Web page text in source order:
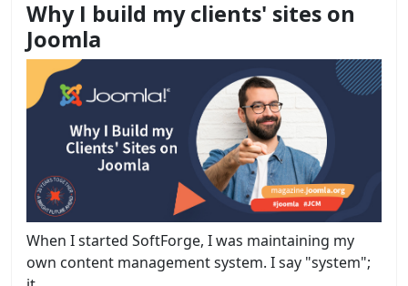
Why I build my clients' sites on
Joomla
When I started SoftForge, I was maintaining my
own content management system. I say "system";